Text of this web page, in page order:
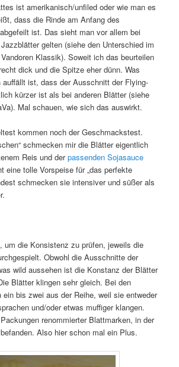
ist amerikanisch/unfiled oder wie man es
dass die Rinde am Anfang des
ist. Das sieht man vor allem bei
gelten (siehe den Unterschied im
Klassik). Soweit ich das beurteilen
dick und die Spitze eher dünn. Was
auffällt ist, dass der Ausschnitt der Flying-
kürzer ist als bei anderen Blätter (siehe
Mal schauen, wie sich das auswirkt.
kommen noch der Geschmackstest.
schmecken mir die Blätter eigentlich
Reis und derpassenden Sojasauce
eine tolle Vorspeise für „das perfekte
schmecken sie intensiver und süßer als
um die Konsistenz zu prüfen, jeweils die
Obwohl die Ausschnitte der
wild aussehen ist die Konstanz der Blätter
Blätter klingen sehr gleich. Bei den
ein bis zwei aus der Reihe, weil sie entweder
und/oder etwas muffiger klangen.
renommierter Blattmarken, in der
Also hier schon mal ein Plus.